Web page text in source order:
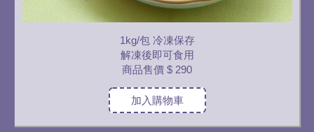
1kg/包 冷凍保存
解凍後即可食用
商品售價 $ 290
加入購物車